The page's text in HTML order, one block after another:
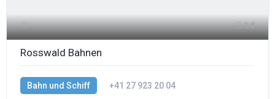
14
Rosswald Bahnen
Bahn und Schiff +41 27 923 20 04